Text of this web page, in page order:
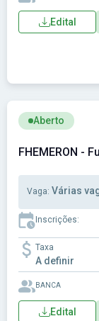
Edital
Ver concurso:
Aberto
FHEMERON -
Vaga: Várias
Inscrições:
Taxa
A definir
BANCA
Edital